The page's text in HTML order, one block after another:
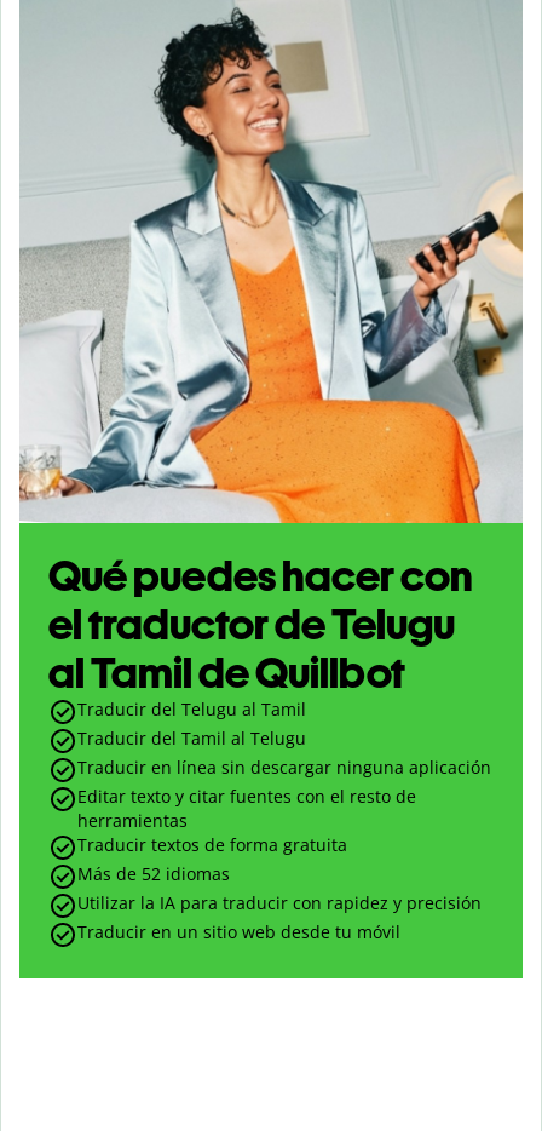
Qué puedes hacer con
el traductor de Telugu
al Tamil de Quillbot
Traducir del Telugu al Tamil
Traducir del Tamil al Telugu
Traducir en línea sin descargar ninguna aplicación
Editar texto y citar fuentes con el resto de
herramientas
Traducir textos de forma gratuita
Más de 52 idiomas
Utilizar la IA para traducir con rapidez y precisión
Traducir en un sitio web desde tu móvil